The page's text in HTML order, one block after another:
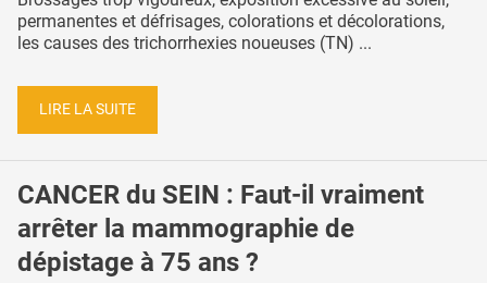
permanentes et défrisages, colorations et décolorations,
les causes des trichorrhexies noueuses (TN) ...
LIRE LA SUITE
CANCER du SEIN : Faut-il vraiment
arrêter la mammographie de
dépistage à 75 ans ?